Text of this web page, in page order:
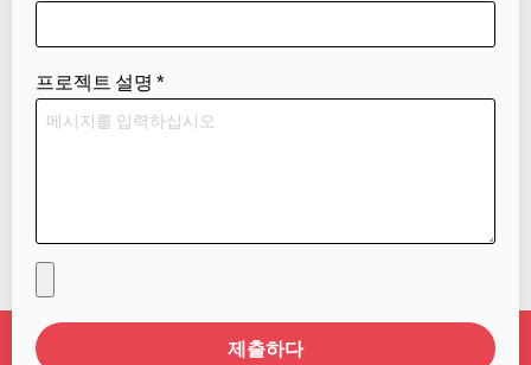
프로젝트 설명 *
제출하다